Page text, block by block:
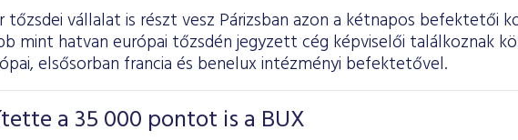
tőzsdei vállalat is részt vesz Párizsban azon a kétnapos befektetői
mint hatvan európai tőzsdén jegyzett cég képviselői találkoznak
elsősorban francia és benelux intézményi befektetővel.
a 35 000 pontot is a BUX